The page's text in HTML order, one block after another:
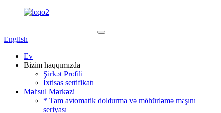
English
Ev
Bizim haqqımızda
Şirkət Profili
İxtisas sertifikatı
Məhsul Mərkəzi
* Tam avtomatik doldurma və möhürləmə maşını
seriyası